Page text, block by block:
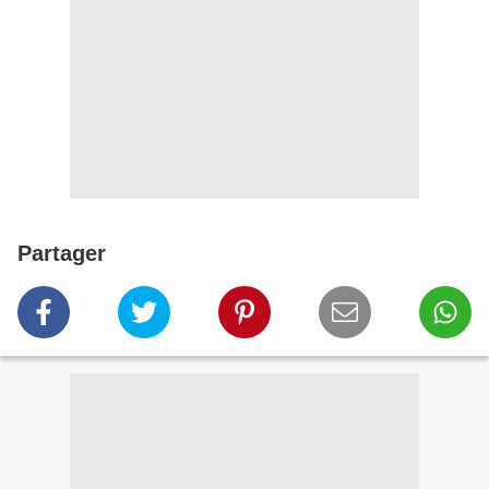
Partager